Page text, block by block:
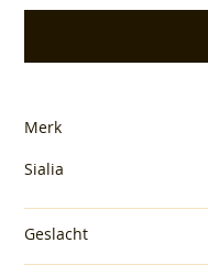
Merk
Sialia
Geslacht